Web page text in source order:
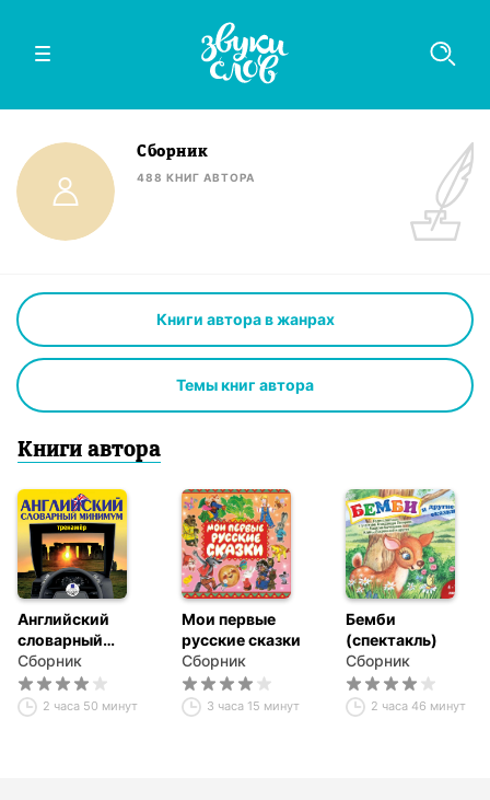
Сборник
488 КНИГ АВТОРА
Книги автора в жанрах
Темы книг автора
Книги автора
Английский
словарный
минимум.
Тренажёр
Сборник
2 часа 50 минут
Мои первые
русские сказки
Сборник
3 часа 15 минут
Бемби
(спектакль)
Сборник
2 часа 46 минут